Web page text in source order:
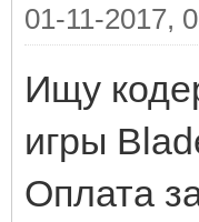
01-11-2017,
Ищу
игры
Оплата